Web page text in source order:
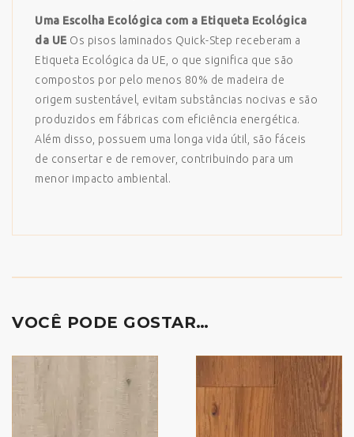
Uma Escolha Ecológica com a Etiqueta Ecológica
da UE Os pisos laminados Quick-Step receberam a
Etiqueta Ecológica da UE, o que significa que são
compostos por pelo menos 80% de madeira de
origem sustentável, evitam substâncias nocivas e são
produzidos em fábricas com eficiência energética.
Além disso, possuem uma longa vida útil, são fáceis
de consertar e de remover, contribuindo para um
menor impacto ambiental.
VOCÊ PODE GOSTAR…